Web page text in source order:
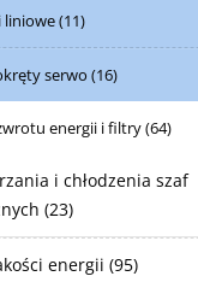
liniowe(11)
serwo (16)
energii i filtry(64)
i chłodzenia szaf
(23)
energii (95)